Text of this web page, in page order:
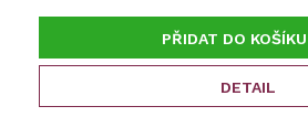
PŘIDAT DO KOŠÍKU
DETAIL